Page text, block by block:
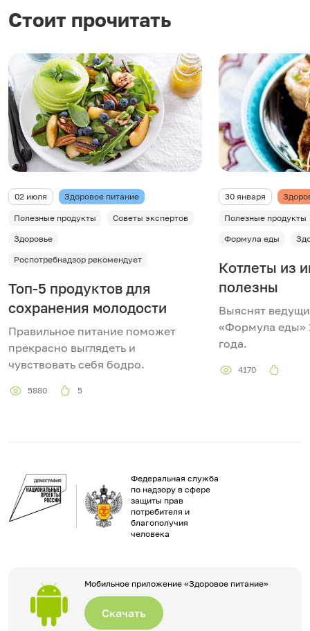
Стоит прочитать
02 июля Здоровое питание
Полезные продукты
Советы экспертов
Здоровье
Роспотребнадзор рекомендует
Топ-5 продуктов для
сохранения молодости
Правильное питание поможет
прекрасно выглядеть и
чувствовать себя бодро.
5880 5
30 января
Полезные продукты
Формула еды
Котлеты из
полезны
Выяснят
«Формула еды»
года.
4170
Федеральная служба
по надзору в сфере
защиты прав
потребителя и
благополучия
человека
Мобильное приложение «Здоровое питание»
Скачать